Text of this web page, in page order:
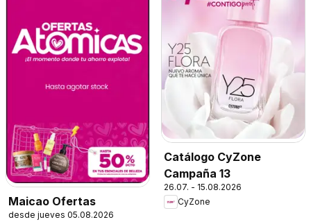
Maicao Ofertas
desde jueves 05.08.2026
Catálogo CyZone
Campaña 13
26.07. - 15.08.2026
CyZone